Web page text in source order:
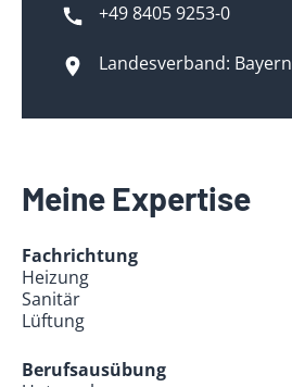
+49 8405 9253-0
Landesverband: Bayern
Meine Expertise
Fachrichtung
Heizung
Sanitär
Lüftung
Berufsausübung